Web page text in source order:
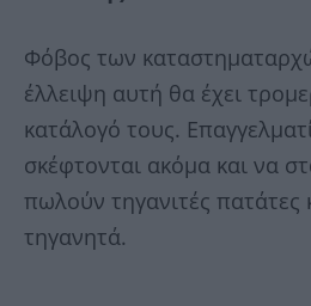
Φόβος των
έλλειψη αυτή θα έχει
κατάλογό τους.
σκέφτονται ακόμα και να
πωλούν τηγανιτές πατάτες
τηγανητά.